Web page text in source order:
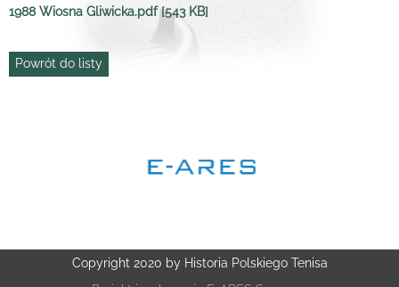
1988 Wiosna Gliwicka.pdf [543 KB]
Powrót do listy
Copyright 2020 by Historia Polskiego Tenisa